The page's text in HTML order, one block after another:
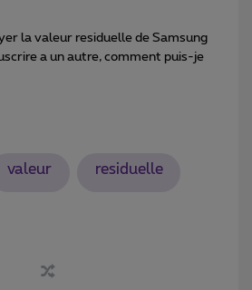
la valeur residuelle de Samsung
a un autre, comment puis-je
valeur residuelle